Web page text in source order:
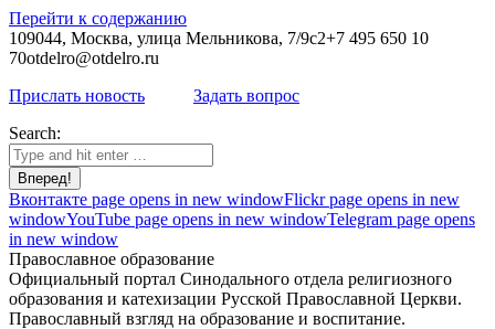
Перейти к содержанию
109044, Москва, улица Мельникова, 7/9с2+7 495 650 10
70otdelro@otdelro.ru
Прислать новость
Задать вопрос
Search:
Вконтакте page opens in new windowFlickr page opens in new
windowYouTube page opens in new windowTelegram page opens
in new window
Православное образование
Официальный портал Синодального отдела религиозного
образования и катехизации Русской Православной Церкви.
Православный взгляд на образование и воспитание.